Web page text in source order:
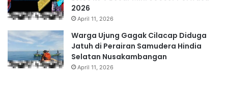
2026
April 11, 2026
Warga Ujung Gagak Cilacap Diduga
Jatuh di Perairan Samudera Hindia
Selatan Nusakambangan
April 11, 2026